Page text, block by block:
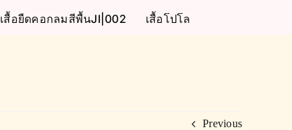
เสื้อยืดคอกลมสีพื้นJI|002 เสื้อโปโล
Previous